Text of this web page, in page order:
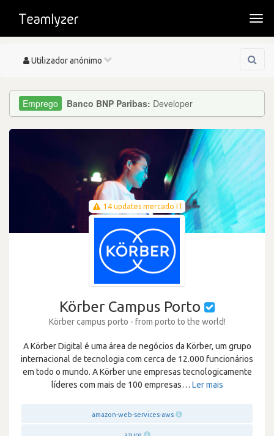
Toggle
Utilizador anónimo
Banco BNP Paribas: Developer
14 updates mercado IT
Körber Campus Porto
Körber campus porto - from porto to the world!
A Körber Digital é uma área de negócios da Körber, um grupo
internacional de tecnologia com cerca de 12.000 funcionários
em todo o mundo. A Körber une empresas tecnologicamente
líderes com mais de 100 empresas… Ler mais
amazon-web-services-aws